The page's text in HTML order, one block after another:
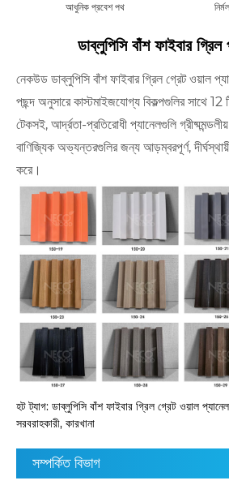
আধুনিক প্রবেশ পথ
ডাব্লুপিসি বাঁশ ফাইবার
নেকউড ডাব্লুপিসি বাঁশ ফাইবার গ্রিল গ্রেট ওয়াল
পছন্দ অনুসারে কাস্টমাইজযোগ্য বিকল্পগুলির সাথে
টেকসই, আর্দ্রতা-প্রতিরোধী প্যানেলগুলি
বাণিজ্যিক অভ্যন্তরগুলির জন্য আড়ম্বরপূর্ণ,
করে।
হট ট্যাগ: ডাব্লুপিসি বাঁশ ফাইবার গ্রিল গ্রেট ওয়াল
সরবরাহকারী, কারখানা
সম্পর্কিত বিভাগ